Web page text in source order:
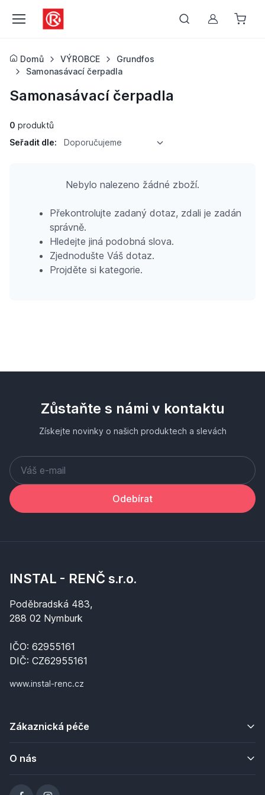
Můj účet
Domů VÝROBCE
Grundfos
Samonasávací čerpadla
Samonasávací čerpadla
0 produktů
Seřadit dle:
Doporučujeme
Nebylo nalezeno žádné zboží.
Překontrolujte zadaný dotaz, zdali je zadán
správně.
Hledejte jiná podobná slova.
Zjednodušte Váš dotaz.
Projděte si kategorie.
Zůstaňte s námi v kontaktu
Získejte novinky o našich produktech a slevách
Odebírat
INSTAL - RENČ s.r.o.
Poděbradská 483,
288 02 Nymburk
IČO: 62955161
DIČ: CZ62955161
www.instal-renc.cz
Zákaznická péče
O nás